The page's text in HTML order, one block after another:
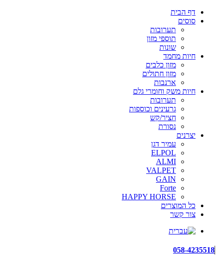
דף הבית
סוסים
תערובות
תוספי מזון
שונות
חיות מחמד
מזון כלבים
מזון חתולים
ארנבות
חיות משק וחומרי גלם
תערובות
גרעינים וכוספות
חציר/קש
נסורת
יצרנים
עמיר דגן
ELPOL
ALMI
VALPET
GAIN
Forte
HAPPY HORSE
כל המוצרים
צור קשר
058-4235518